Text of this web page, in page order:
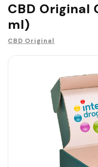
CBD Original
ml)
CBD Original